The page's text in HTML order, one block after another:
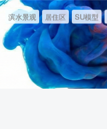
滨水景观 居住区 SU模型